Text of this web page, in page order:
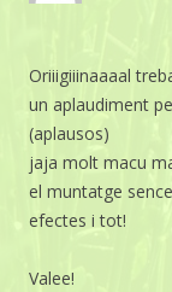
Oriiigiiinaaaal
un aplaudiment
(aplausos)
jaja molt macu
el muntatge
efectes i tot!
Valee!